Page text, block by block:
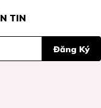
TIN
Đăng Ký